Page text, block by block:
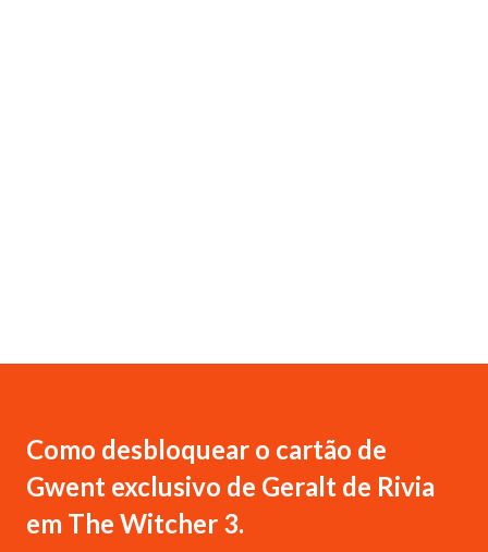
Como desbloquear o cartão de
Gwent exclusivo de Geralt de Rivia
em The Witcher 3.